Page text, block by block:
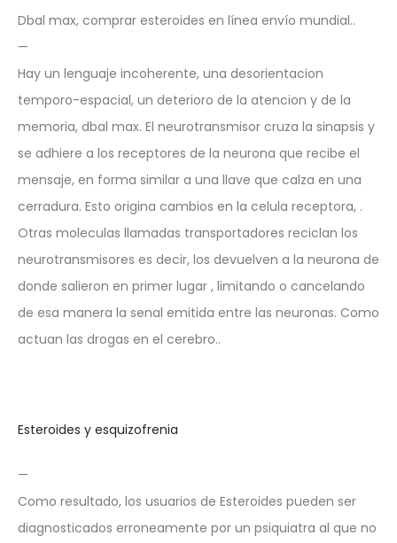
Dbal max, comprar esteroides en línea envío mundial..
—
Hay un lenguaje incoherente, una desorientacion
temporo-espacial, un deterioro de la atencion y de la
memoria, dbal max. El neurotransmisor cruza la sinapsis y
se adhiere a los receptores de la neurona que recibe el
mensaje, en forma similar a una llave que calza en una
cerradura. Esto origina cambios en la celula receptora, .
Otras moleculas llamadas transportadores reciclan los
neurotransmisores es decir, los devuelven a la neurona de
donde salieron en primer lugar , limitando o cancelando
de esa manera la senal emitida entre las neuronas. Como
actuan las drogas en el cerebro..
Esteroides y esquizofrenia
—
Como resultado, los usuarios de Esteroides pueden ser
diagnosticados erroneamente por un psiquiatra al que no